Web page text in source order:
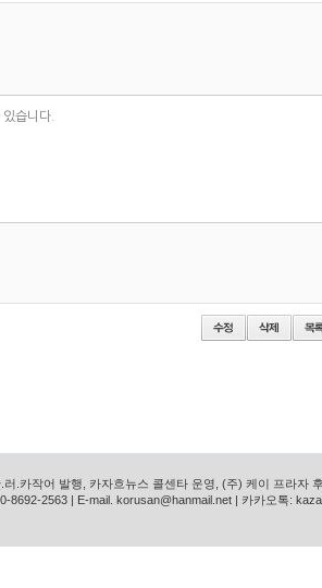
.카작어 발행, 카자흐뉴스 콜센타 운영, (주) 케이 프라자
8692-2563 | E-mail. korusan@hanmail.net | 카카오톡: